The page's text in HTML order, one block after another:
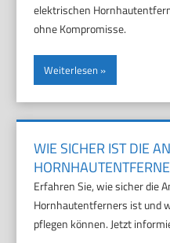
elektrischen
ohne Kompromisse.
Weiterlesen
WIE SICHER IST DIE
Erfahren Sie, wie sicher die
Hornhautentferners ist und
pflegen können. Jetzt